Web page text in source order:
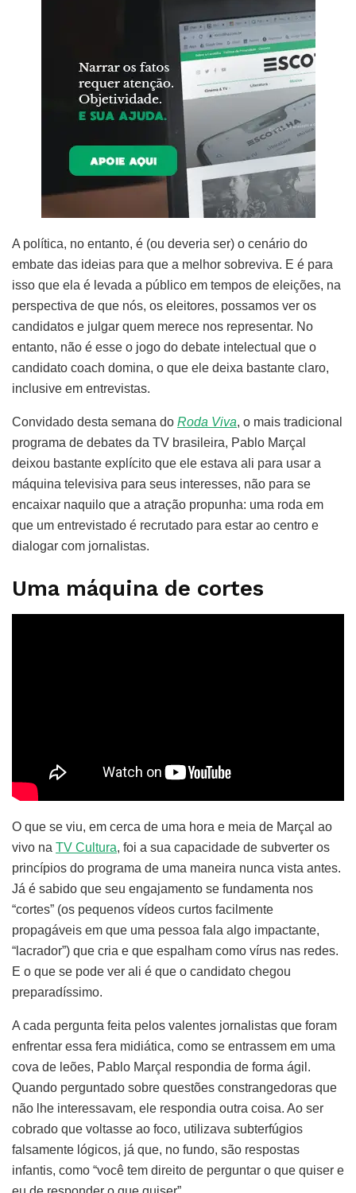
A política, no entanto, é (ou deveria ser) o cenário do
embate das ideias para que a melhor sobreviva. E é para
isso que ela é levada a público em tempos de eleições, na
perspectiva de que nós, os eleitores, possamos ver os
candidatos e julgar quem merece nos representar. No
entanto, não é esse o jogo do debate intelectual que o
candidato coach domina, o que ele deixa bastante claro,
inclusive em entrevistas.
Convidado desta semana do Roda Viva, o mais tradicional
programa de debates da TV brasileira, Pablo Marçal
deixou bastante explícito que ele estava ali para usar a
máquina televisiva para seus interesses, não para se
encaixar naquilo que a atração propunha: uma roda em
que um entrevistado é recrutado para estar ao centro e
dialogar com jornalistas.
Uma máquina de cortes
O que se viu, em cerca de uma hora e meia de Marçal ao
vivo na TV Cultura, foi a sua capacidade de subverter os
princípios do programa de uma maneira nunca vista antes.
Já é sabido que seu engajamento se fundamenta nos
“cortes” (os pequenos vídeos curtos facilmente
propagáveis em que uma pessoa fala algo impactante,
“lacrador”) que cria e que espalham como vírus nas redes.
E o que se pode ver ali é que o candidato chegou
preparadíssimo.
A cada pergunta feita pelos valentes jornalistas que foram
enfrentar essa fera midiática, como se entrassem em uma
cova de leões, Pablo Marçal respondia de forma ágil.
Quando perguntado sobre questões constrangedoras que
não lhe interessavam, ele respondia outra coisa. Ao ser
cobrado que voltasse ao foco, utilizava subterfúgios
falsamente lógicos, já que, no fundo, são respostas
infantis, como “você tem direito de perguntar o que quiser e